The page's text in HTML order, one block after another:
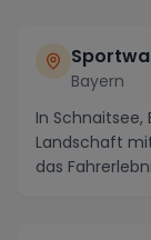
Bayern
In
Landschaft
das